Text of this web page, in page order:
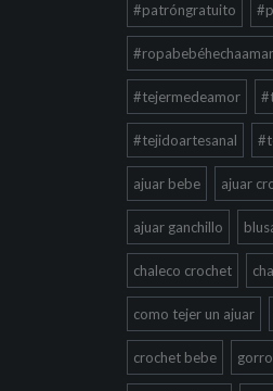
#patróngratuito
#tejermedeamor
#tejidoartesanal
ajuar bebe ajuar
ajuar ganchillo
chaleco crochet
como tejer un ajuar
crochet bebe